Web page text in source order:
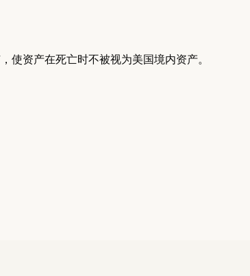
使资产在死亡时不被视为美国境内资产。